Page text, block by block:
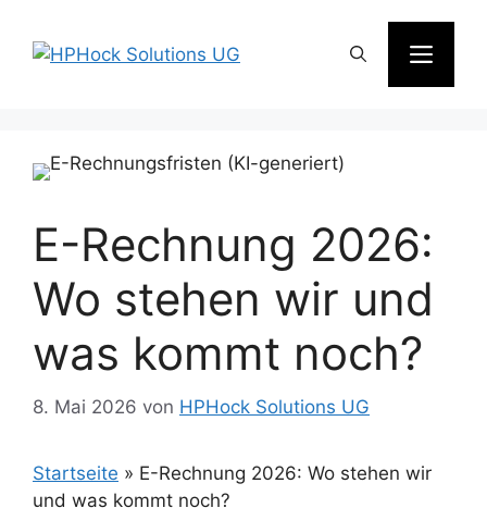
Inhalt
springen
E-Rechnung 2026:
Wo stehen wir und
was kommt noch?
8. Mai 2026 von HPHock Solutions UG
Startseite » E-Rechnung 2026: Wo stehen wir
und was kommt noch?